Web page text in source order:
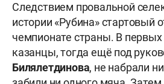
Следствием провальной
истории «Рубина» стартовый
чемпионате страны. В
казанцы, тогда ещё под
Билялетдинова, не набрали